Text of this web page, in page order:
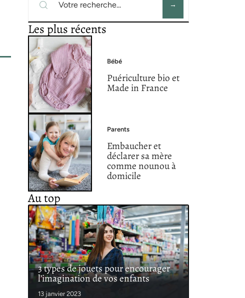
Les plus récents
Bébé
Puériculture bio et
Made in France
Parents
Embaucher et
déclarer sa mère
comme nounou à
domicile
Au top
3 types de jouets pour encourager
l’imagination de vos enfants
13 janvier 2023